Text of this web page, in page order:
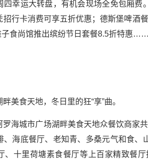
四幸运大转盘，有机会现场全免包厢费
招行卡消费可享五折优惠；德斯堡啤酒
食尚馆推出缤纷节日套餐8.5折特惠……
美食天地，冬日里的狂“享”曲。
海城市广场湖畔美食天地众餐饮商家
、海底餐厅、老知青、多桑元气和食、
、十里荷塘素食餐厅等上百家精致餐